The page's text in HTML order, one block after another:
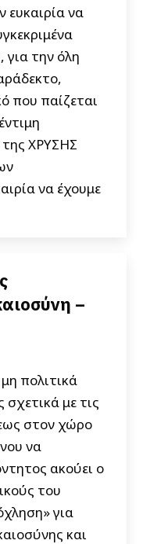
ευκαιρία να
την όλη
που παίζεται
ΧΡΥΣΗΣ
να έχουμε
–
πολιτικά
με τις
στον χώρο
να
ακούει ο
του
για
και